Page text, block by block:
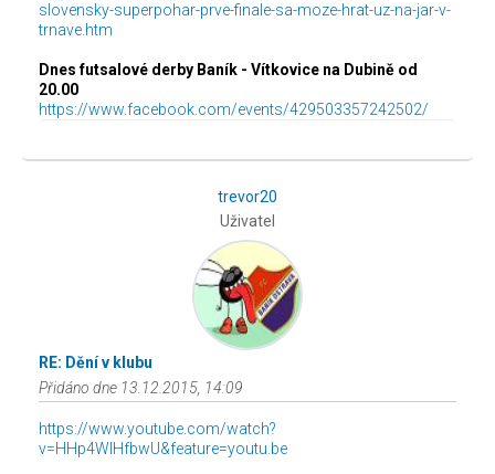
slovensky-superpohar-prve-finale-sa-moze-hrat-uz-na-jar-v-
trnave.htm
Dnes futsalové derby Baník - Vítkovice na Dubině od
20.00
https://www.facebook.com/events/429503357242502/
trevor20
Uživatel
RE: Dění v klubu
Přidáno dne 13.12.2015, 14:09
https://www.youtube.com/watch?
v=HHp4WIHfbwU&feature=youtu.be